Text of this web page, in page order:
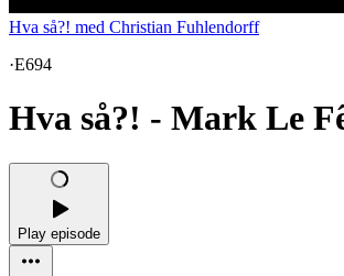
Hva så?! med Christian Fuhlendorff
·E694
Hva så?! - Mark Le
Play episode